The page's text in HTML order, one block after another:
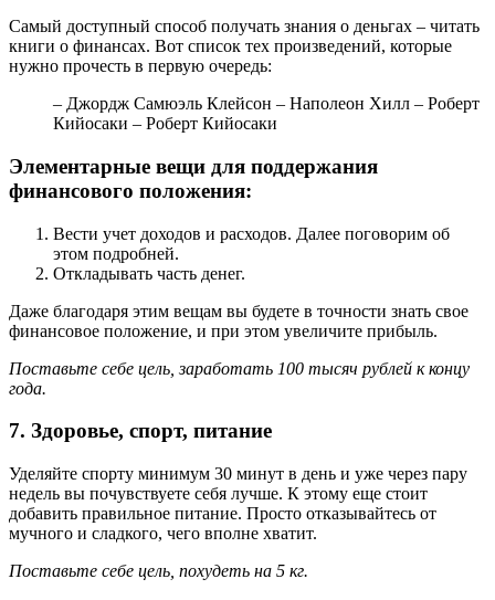
Самый доступный способ получать знания о деньгах – читать
книги о финансах. Вот список тех произведений, которые
нужно прочесть в первую очередь:
– Джордж Самюэль Клейсон – Наполеон Хилл – Роберт
Кийосаки – Роберт Кийосаки
Элементарные вещи для поддержания
финансового положения:
Вести учет доходов и расходов. Далее поговорим об
этом подробней.
Откладывать часть денег.
Даже благодаря этим вещам вы будете в точности знать свое
финансовое положение, и при этом увеличите прибыль.
Поставьте себе цель, заработать 100 тысяч рублей к концу
года.
7. Здоровье, спорт, питание
Уделяйте спорту минимум 30 минут в день и уже через пару
недель вы почувствуете себя лучше. К этому еще стоит
добавить правильное питание. Просто отказывайтесь от
мучного и сладкого, чего вполне хватит.
Поставьте себе цель, похудеть на 5 кг.